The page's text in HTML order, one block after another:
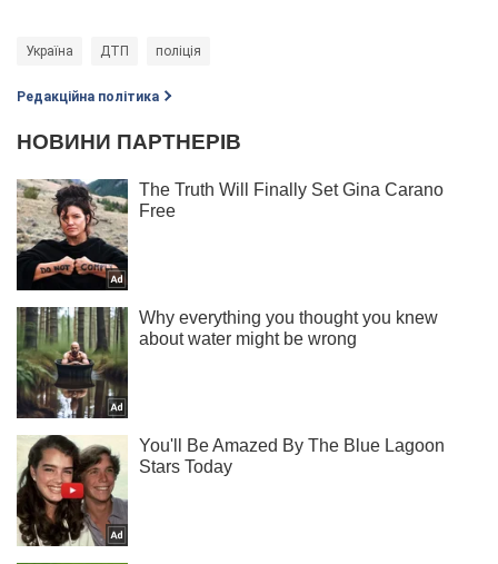
Україна ДТП поліція
Редакційна політика